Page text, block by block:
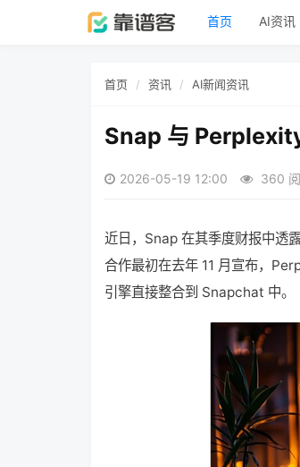
首页 AI资讯
首页 资讯 AI新闻资讯
Snap 与
2026-05-19 12:00 360
近日，Snap 在其季度财报中透
合作最初在去年 11 月宣布，
引擎直接整合到 Snapchat 中。